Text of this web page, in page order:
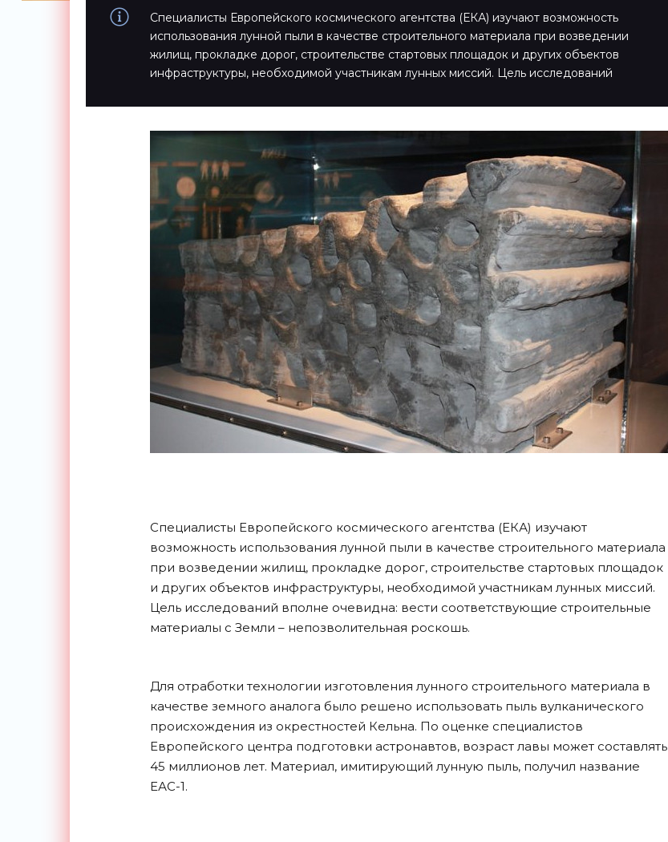
Специалисты Европейского космического агентства (ЕКА) изучают возможность
использования лунной пыли в качестве строительного материала при возведении
жилищ, прокладке дорог, строительстве стартовых площадок и других объектов
инфраструктуры, необходимой участникам лунных миссий. Цель исследований
Специалисты Европейского космического агентства (ЕКА) изучают
возможность использования лунной пыли в качестве строительного материала
при возведении жилищ, прокладке дорог, строительстве стартовых площадок
и других объектов инфраструктуры, необходимой участникам лунных миссий.
Цель исследований вполне очевидна: вести соответствующие строительные
материалы с Земли – непозволительная роскошь.
Для отработки технологии изготовления лунного строительного материала в
качестве земного аналога было решено использовать пыль вулканического
происхождения из окрестностей Кельна. По оценке специалистов
Европейского центра подготовки астронавтов, возраст лавы может составлять
45 миллионов лет. Материал, имитирующий лунную пыль, получил название
ЕАС-1.